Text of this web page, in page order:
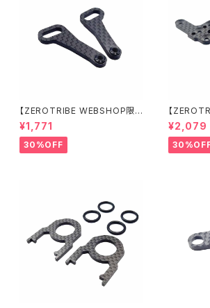
【ZEROTRIBE WEBSHOP限
定価格】RCM-X4-CSAF カ
ーボンフロントステアリングアー
ムセット XRAY X4用
¥1,771
30%OFF
【
定価格】
eoCarbon
ントサー
¥2,079